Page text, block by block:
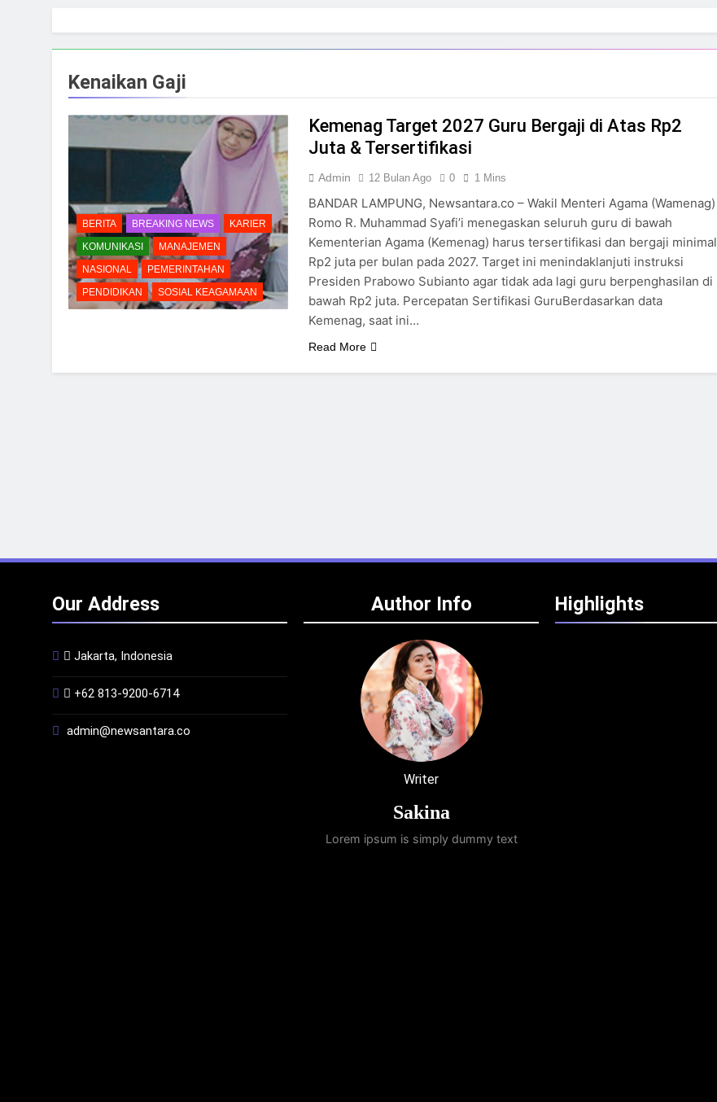
Kenaikan Gaji
BERITA BREAKING NEWS
KARIER
KOMUNIKASI
MANAJEMEN
NASIONAL
PEMERINTAHAN
PENDIDIKAN
SOSIAL KEAGAMAAN
Kemenag Target 2027 Guru Bergaji di Atas Rp2
Juta & Tersertifikasi
Admin 12 Bulan Ago 0 1 Mins
BANDAR LAMPUNG, Newsantara.co – Wakil Menteri Agama (Wamenag)
Romo R. Muhammad Syafi’i menegaskan seluruh guru di bawah
Kementerian Agama (Kemenag) harus tersertifikasi dan bergaji minimal
Rp2 juta per bulan pada 2027. Target ini menindaklanjuti instruksi
Presiden Prabowo Subianto agar tidak ada lagi guru berpenghasilan di
bawah Rp2 juta. Percepatan Sertifikasi GuruBerdasarkan data
Kemenag, saat ini…
Read More
Our Address
Jakarta, Indonesia
+62 813-9200-6714
admin@newsantara.co
Author Info
Writer
Sakina
Lorem ipsum is simply dummy text
Highlights